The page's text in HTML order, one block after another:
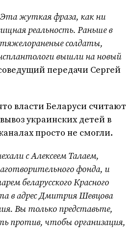
жуткая фраза, как ни
реальность. Раньше в
солдаты,
вышли на новый
передачи Сергей
власти Беларуси считают
украинских детей в
просто не смогли.
с Алексеем Талаем,
фонда, и
беларусского Красного
в адрес Дмитрия Шевцова
Вы только представьте,
против, чтобы организация,